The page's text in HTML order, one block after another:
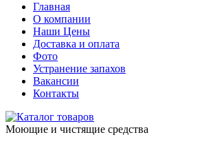
Главная
О компании
Наши Цены
Доставка и оплата
Фото
Устранение запахов
Вакансии
Контакты
Моющие и чистящие средства